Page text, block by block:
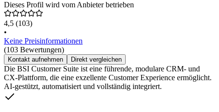
Dieses Profil wird vom Anbieter betrieben
4,5 (103)
•
Keine Preisinformationen
(103 Bewertungen)
Kontakt aufnehmen Direkt vergleichen
Die BSI Customer Suite ist eine führende, modulare CRM- und
CX-Plattform, die eine exzellente Customer Experience ermöglicht.
AI-gestützt, automatisiert und vollständig integriert.